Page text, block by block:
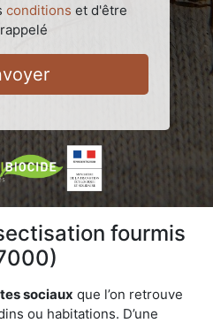
conditions et d'être
rappelé
fourmis
sociaux que l’on retrouve
ou habitations. D’une